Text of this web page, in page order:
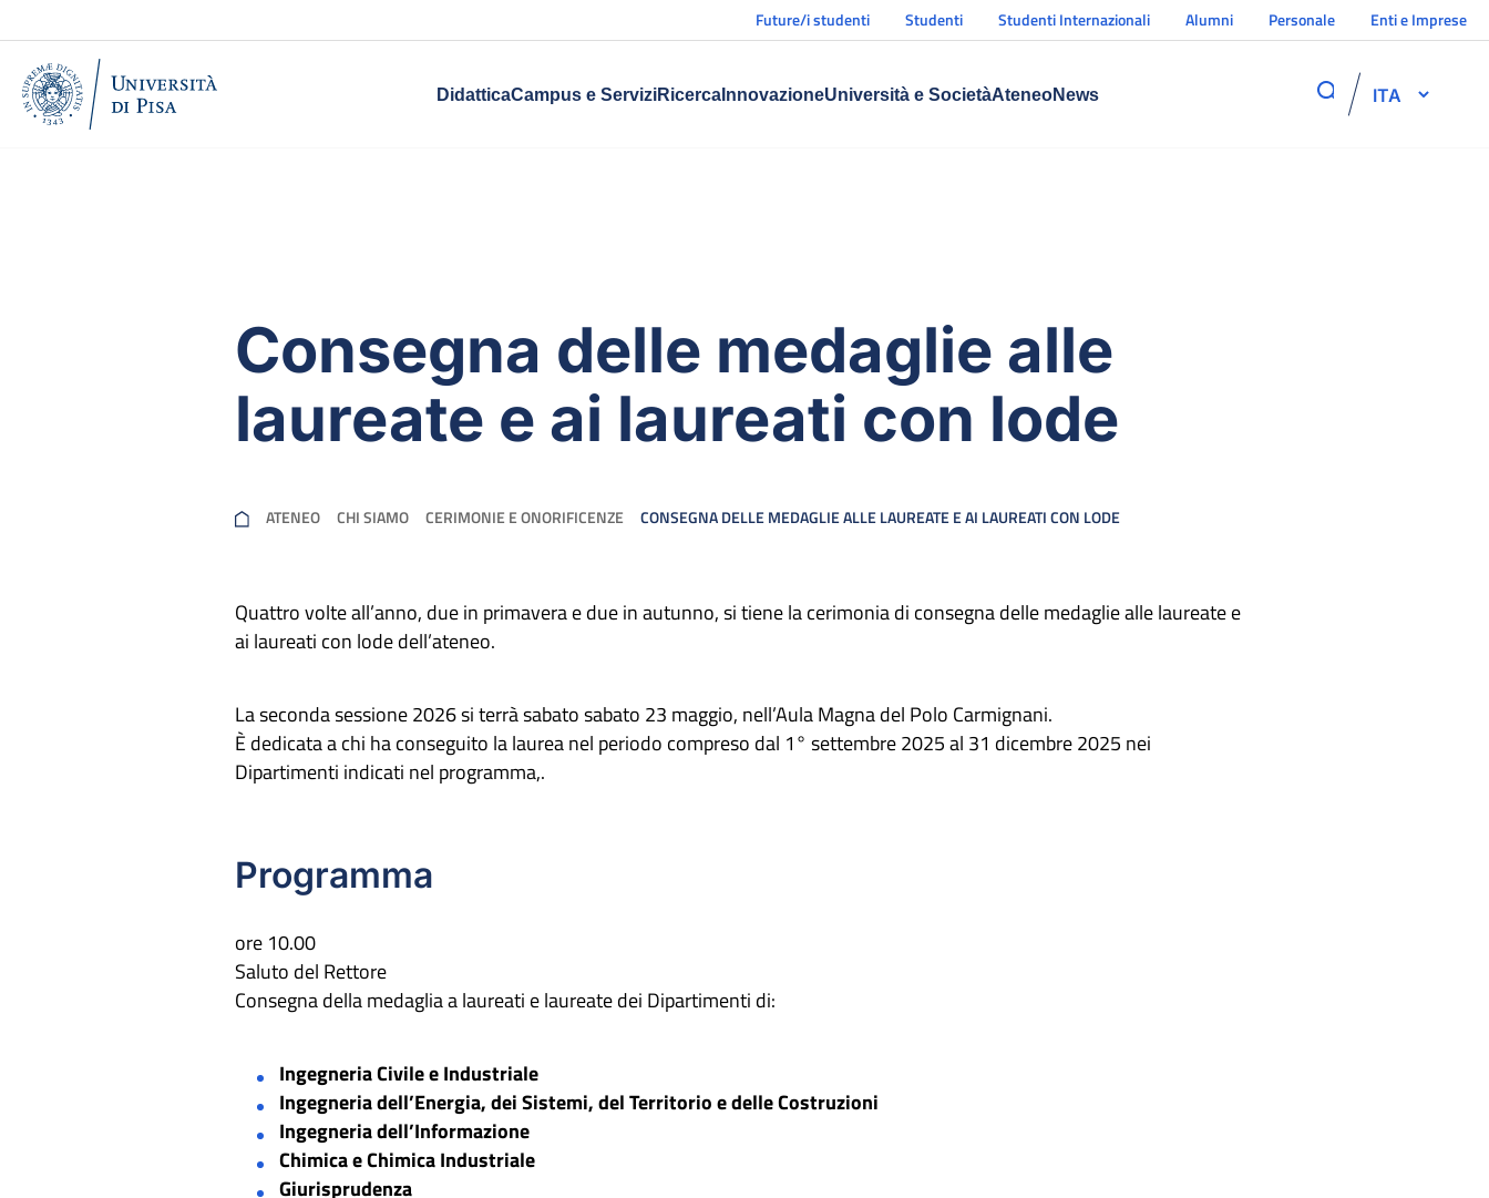
Future/i studenti Studenti Studenti Internazionali Alumni Personale Enti e Imprese
DidatticaCampus e ServiziRicercaInnovazioneUniversità e SocietàAteneoNews ITA
Consegna delle medaglie alle
laureate e ai laureati con lode
ATENEO CHI SIAMO CERIMONIE E ONORIFICENZE CONSEGNA DELLE MEDAGLIE ALLE LAUREATE E AI LAUREATI CON LODE
Quattro volte all’anno, due in primavera e due in autunno, si tiene la cerimonia di consegna delle medaglie alle laureate e
ai laureati con lode dell’ateneo.
La seconda sessione 2026 si terrà sabato sabato 23 maggio, nell’Aula Magna del Polo Carmignani.
È dedicata a chi ha conseguito la laurea nel periodo compreso dal 1° settembre 2025 al 31 dicembre 2025 nei
Dipartimenti indicati nel programma,.
Programma
ore 10.00
Saluto del Rettore
Consegna della medaglia a laureati e laureate dei Dipartimenti di:
Ingegneria Civile e Industriale
Ingegneria dell’Energia, dei Sistemi, del Territorio e delle Costruzioni
Ingegneria dell’Informazione
Chimica e Chimica Industriale
Giurisprudenza